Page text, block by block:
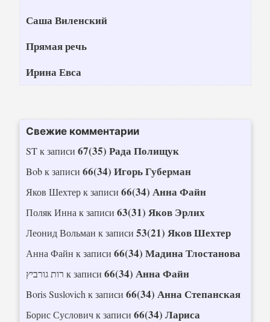
Саша Виленский
Прямая речь
Ирина Евса
Свежие комментарии
STк записи 67(35) Рада Полищук
Bobк записи 66(34) Игорь Губерман
Яков Шехтерк записи 66(34) Анна Файн
Поляк Иннак записи 63(31) Яков Эрлих
Леонид Вольман к записи 53(21) Яков Шехтер
Анна Файн к записи 66(34) Мадина Тлостанова
רות גורביץ к записи 66(34) Анна Файн
Boris Suslovichк записи 66(34) Анна Степанская
Борис Сусловичк записи 66(34) Лариса